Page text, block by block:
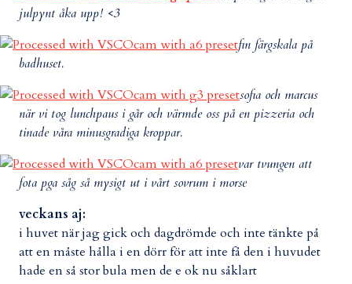
julpynt åka upp! <3
fin färgskala på
badhuset.
sofia och marcus
när vi tog lunchpaus i går och värmde oss på en pizzeria och
tinade våra minusgradiga kroppar.
var tvungen att
fota pga såg så mysigt ut i vårt sovrum i morse
veckans aj:
i huvet när jag gick och dagdrömde och inte tänkte på
att en måste hålla i en dörr för att inte få den i huvudet
hade en så stor bula men de e ok nu såklart